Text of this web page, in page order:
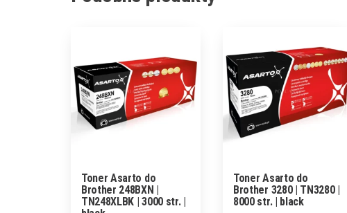
Toner Asarto do
Brother 248BXN |
TN248XLBK | 3000 str. |
Toner Asarto do
Brother 3280 | TN3280 |
8000 str. | black